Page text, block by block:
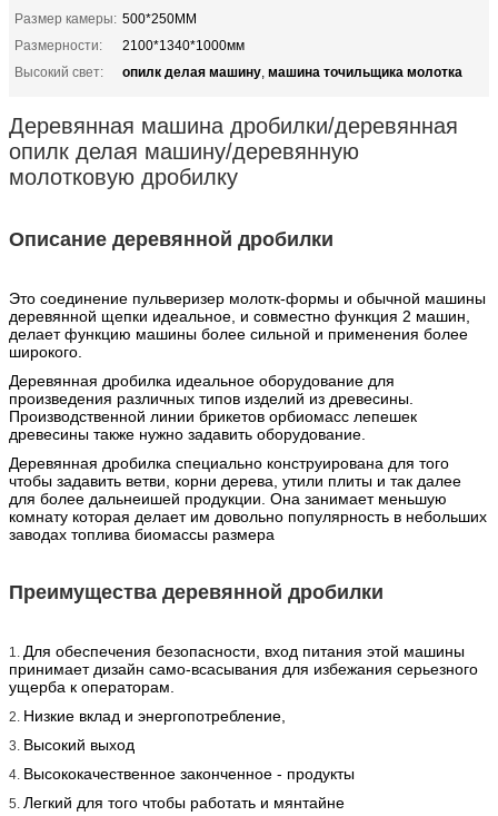
Размер камеры: 500*250MM
Размерности:
2100*1340*1000мм
Высокий свет:
опилк делая машину, машина точильщика молотка
Деревянная машина дробилки/деревянная
опилк делая машину/деревянную
молотковую дробилку
Описание деревянной дробилки
Это соединение пульверизер молотк-формы и обычной машины
деревянной щепки идеальное, и совместно функция 2 машин,
делает функцию машины более сильной и применения более
широкого.
Деревянная дробилка идеальное оборудование для
произведения различных типов изделий из древесины.
Производственной линии брикетов орбиомасс лепешек
древесины также нужно задавить оборудование.
Деревянная дробилка специально конструирована для того
чтобы задавить ветви, корни дерева, утили плиты и так далее
для более дальнеишей продукции. Она занимает меньшую
комнату которая делает им довольно популярность в небольших
заводах топлива биомассы размера
Преимущества деревянной дробилки
1. Для обеспечения безопасности, вход питания этой машины
принимает дизайн само-всасывания для избежания серьезного
ущерба к операторам.
2. Низкие вклад и энергопотребление,
3. Высокий выход
4. Высококачественное законченное - продукты
5. Легкий для того чтобы работать и мянтайне